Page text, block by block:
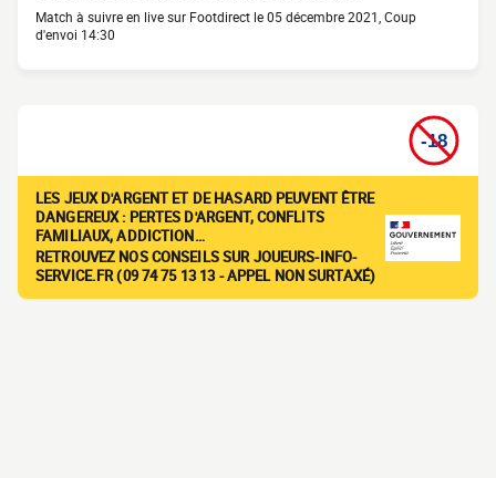
Match à suivre en live sur Footdirect le 05 décembre 2021, Coup
d'envoi 14:30
LES JEUX D'ARGENT ET DE HASARD PEUVENT ÊTRE
DANGEREUX : PERTES D'ARGENT, CONFLITS
FAMILIAUX, ADDICTION…
RETROUVEZ NOS CONSEILS SUR JOUEURS-INFO-
SERVICE.FR (09 74 75 13 13 - APPEL NON SURTAXÉ)